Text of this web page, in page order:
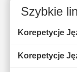
Szybkie
Korepetycje
Korepetycje